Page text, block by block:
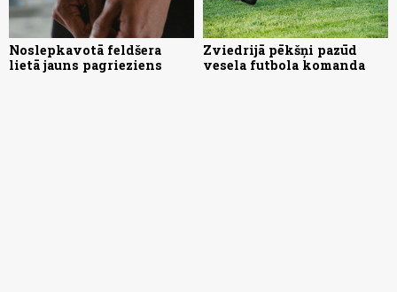
Noslepkavotā feldšera
lietā jauns pagrieziens
Zviedrijā pēkšņi pazūd
vesela futbola komanda